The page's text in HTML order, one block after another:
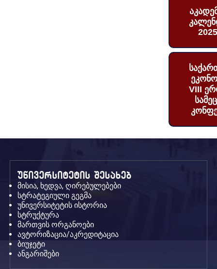
VIII
უნივერსიტეტის შესახებ
მისია, ხედვა, ღირებულებები
სტრატეგიული გეგმა
უნივერსიტეტის ისტორია
სტრუქტურა
მართვის ორგანოები
ავტორიზაცია/აკრედიტაცია
ბიუჯეტი
ანგარიშები